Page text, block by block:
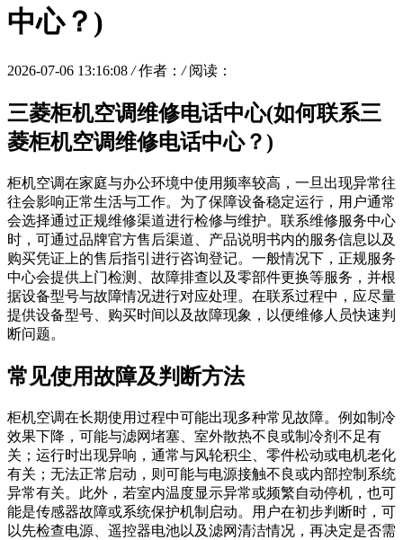
中心？)
2026-07-06 13:16:08 / 作者： / 阅读：
三菱柜机空调维修电话中心(如何联系三
菱柜机空调维修电话中心？)
柜机空调在家庭与办公环境中使用频率较高，一旦出现异常往
往会影响正常生活与工作。为了保障设备稳定运行，用户通常
会选择通过正规维修渠道进行检修与维护。联系维修服务中心
时，可通过品牌官方售后渠道、产品说明书内的服务信息以及
购买凭证上的售后指引进行咨询登记。一般情况下，正规服务
中心会提供上门检测、故障排查以及零部件更换等服务，并根
据设备型号与故障情况进行对应处理。在联系过程中，应尽量
提供设备型号、购买时间以及故障现象，以便维修人员快速判
断问题。
常见使用故障及判断方法
柜机空调在长期使用过程中可能出现多种常见故障。例如制冷
效果下降，可能与滤网堵塞、室外散热不良或制冷剂不足有
关；运行时出现异响，通常与风轮积尘、零件松动或电机老化
有关；无法正常启动，则可能与电源接触不良或内部控制系统
异常有关。此外，若室内温度显示异常或频繁自动停机，也可
能是传感器故障或系统保护机制启动。用户在初步判断时，可
以先检查电源、遥控器电池以及滤网清洁情况，再决定是否需